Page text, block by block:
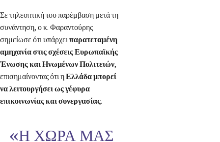
Σε τηλεοπτική του παρέμβαση μετά τη
συνάντηση, ο κ. Φαραντούρης
σημείωσε ότι υπάρχειπαρατεταμένη
αμηχανία στις σχέσεις Ευρωπαϊκής
Ένωσης και Ηνωμένων Πολιτειών,
επισημαίνοντας ότι ηΕλλάδα μπορεί
να λειτουργήσει ως γέφυρα
επικοινωνίας και συνεργασίας.
«Η ΧΏΡΑ ΜΑΣ